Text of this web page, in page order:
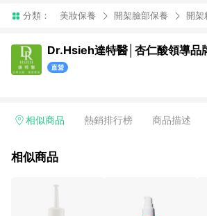
分類： 美妝保養 開架臉部保養 開架
Dr.Hsieh達特醫│杏仁酸領導品
相似商品 熱銷排行榜 商品描述
相似商品